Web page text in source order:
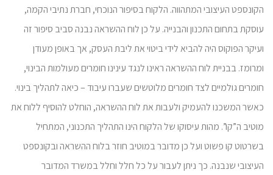
הקונספט העיצובי המתהווה. הלקוח בסיפור הנוכחי, חברת נתיבי הקמה,
עוסקת בתחום התכנון והבנייה. על כן לוח ההשראה נבנה סביב סיפור זה
ועיקר הפוקוס היה להביא לידי ביטוי את ליבת העסק, אך באופן מעודן
ומרומז. בבניית לוח ההשראה ראינו לנגד עינינו חומרים מעולמות הבינוי,
חומרים גולמיים לצד חומרים מלוטשים שעברו עיבוד – כיאה לתהליך בינוי.
כאשר המשכנו להעמיק ולעבות את לוח ההשראה, הוחלט להוסיף ללוח את
מוטיב ה”קו”. מהות עיסוקו של הלקוח הינו התהליך התכנוני, המתחיל
בשרטוט קו פשוט ועל כן מדובר במוטיב חוזר בלוח ההשראה ובקונספט
העיצובי שנבנה. כך ניתן לעבור על כל חלל וחלל במשרד המדובר